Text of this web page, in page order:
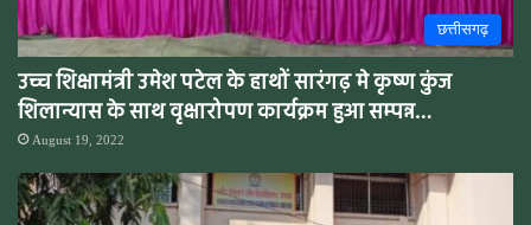
छत्तीसगढ़
उच्च शिक्षामंत्री उमेश पटेल के हाथों सारंगढ़ मे कृष्ण कुंज
शिलान्यास के साथ वृक्षारोपण कार्यक्रम हुआ सम्पन्न…
August 19, 2022